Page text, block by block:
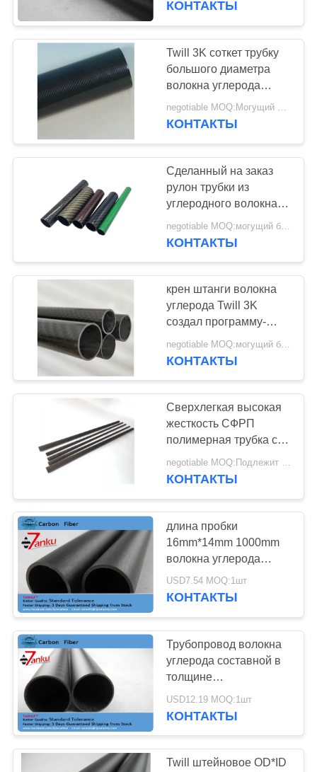
КОНТАКТЫ
Twill 3K соткет трубку
большого диаметра
волокна углерода
циновки для
авиационно-
negotiable MOQ:Могущий быть предметом переговоров
КОНТАКТЫ
Сделанный на заказ
рулон трубки из
углеродного волокна
3K, обернутый
саржевым стержнем из
КОНТАКТЫ
крен штанги волокна
углерода Twill 3K
создал программу-
оболочку
неубедительная
negotiable MOQ:могущий быть предметом переговоров
КОНТАКТЫ
Сверхлегкая высокая
жесткость СФРП
полимерная трубка с
углеродным волокном
negotiable MOQ:Подлежит обсуждению
КОНТАКТЫ
длина пробки
16mm*14mm 1000mm
волокна углерода
простого Weave Twill
3k
USD7.54 MOQ:1шт
КОНТАКТЫ
Трубопровод волокна
углерода составной в
толщине
14mm*12mm*1000mm
1mm
USD12.19 MOQ:1шт
КОНТАКТЫ
Twill штейновое OD*ID